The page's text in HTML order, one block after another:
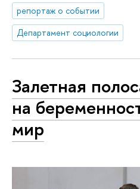
репортаж о событии
Департамент социологии
Залетная
на
мир